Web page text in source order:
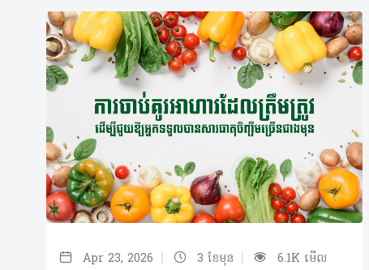
Apr 23, 2026 | 3 ខែមុន | 6.1K មើល